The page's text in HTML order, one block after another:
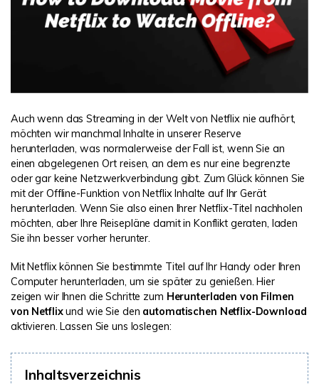
Recoverit kostenlos
Verlorene/gel?schte Daten kostenlos
Kostenlos Testen
Weitere Produkte
Repairit - Datenreparatur
UBackit - Datensicherung
Auch wenn das Streaming in der Welt von Netflix nie aufhört,
möchten wir manchmal Inhalte in unserer Reserve
herunterladen, was normalerweise der Fall ist, wenn Sie an
einen abgelegenen Ort reisen, an dem es nur eine begrenzte
oder gar keine Netzwerkverbindung gibt. Zum Glück können Sie
mit der Offline-Funktion von Netflix Inhalte auf Ihr Gerät
herunterladen. Wenn Sie also einen Ihrer Netflix-Titel nachholen
möchten, aber Ihre Reisepläne damit in Konflikt geraten, laden
Sie ihn besser vorher herunter.
Mit Netflix können Sie bestimmte Titel auf Ihr Handy oder Ihren
Computer herunterladen, um sie später zu genießen. Hier
zeigen wir Ihnen die Schritte zum Herunterladen von Filmen
von Netflixund wie Sie den automatischen Netflix-Download
aktivieren. Lassen Sie uns loslegen:
Inhaltsverzeichnis